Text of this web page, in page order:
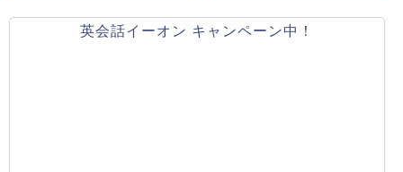
英会話イーオン キャンペーン中！